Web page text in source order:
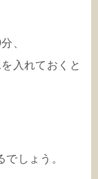
、
入れておくと
しょう。